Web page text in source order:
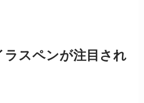
スペンが注目され